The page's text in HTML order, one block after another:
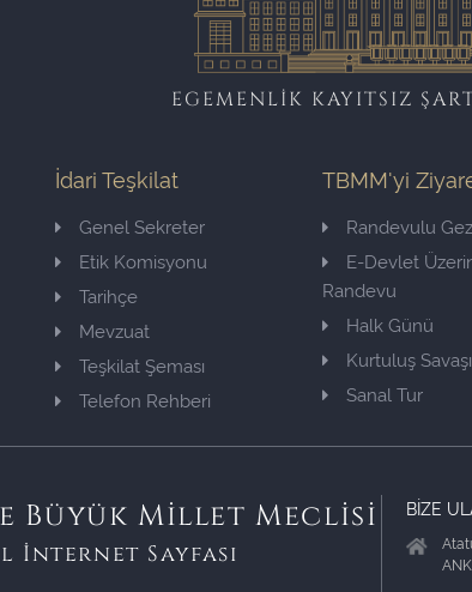
EGEMENLİK KAYITSIZ
İdari Teşkilat
Genel Sekreter
Etik Komisyonu
Tarihçe
Mevzuat
Teşkilat Şeması
Telefon Rehberi
TBMM'yi
Randevulu
E-Devlet
Randevu
Halk Günü
Kurtuluş
Sanal Tur
Büyük Millet Meclisi
İnternet Sayfası
BİZE